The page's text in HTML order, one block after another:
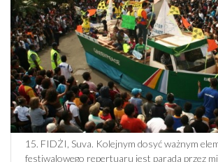
15. FIDŻI, Suva. Kolejnym dosyć ważnym
festiwalowego repertuaru jest parada przez